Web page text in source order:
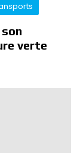
verte